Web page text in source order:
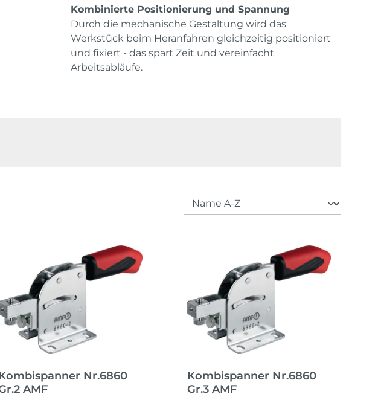
Kombinierte Positionierung und Spannung
Durch die mechanische Gestaltung wird das
Werkstück beim Heranfahren gleichzeitig positioniert
und fixiert - das spart Zeit und vereinfacht
Arbeitsabläufe.
Nr.6860
AMF
Kombispanner Nr.6860
Gr.3 AMF